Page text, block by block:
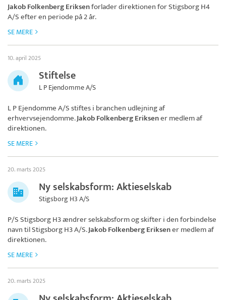
Jakob Folkenberg Eriksenforlader direktionen forStigsborg H4
A/Sefter en periode på 2 år.
SE MERE
10. april 2025
Stiftelse
L P Ejendomme A/S
L P Ejendomme A/Sstiftes i branchen udlejning af
erhvervsejendomme.Jakob Folkenberg Eriksener medlem af
direktionen.
SE MERE
20. marts 2025
Ny selskabsform: Aktieselskab
Stigsborg H3 A/S
P/S Stigsborg H3 ændrer selskabsform og skifter i den forbindelse
navn tilStigsborg H3 A/S.Jakob Folkenberg Eriksener medlem af
direktionen.
SE MERE
20. marts 2025